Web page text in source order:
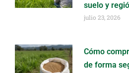
suelo y
julio 23, 2026
Cómo
de forma